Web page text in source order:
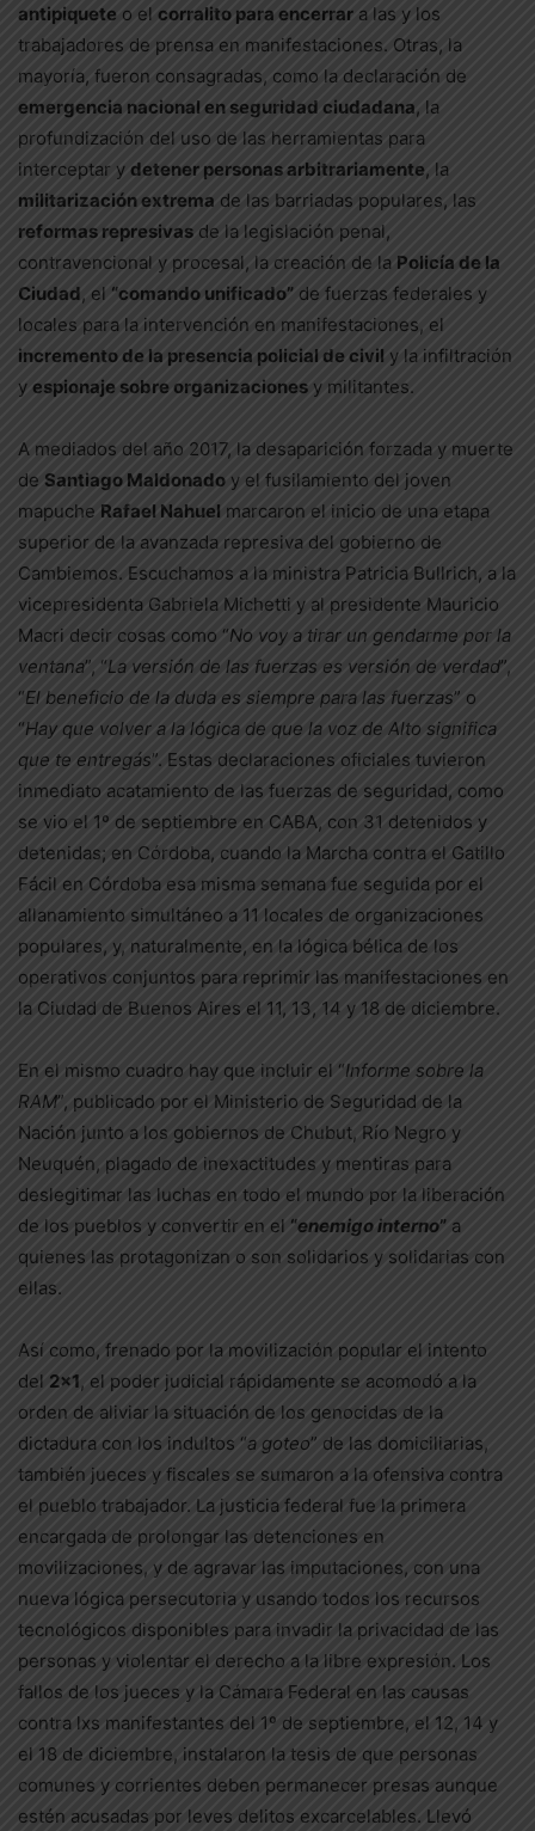
antipiquete o el corralito para encerrar a las y los
trabajadores de prensa en manifestaciones. Otras, la
mayoría, fueron consagradas, como la declaración de
emergencia nacional en seguridad ciudadana, la
profundización del uso de las herramientas para
interceptar y detener personas arbitrariamente, la
militarización extrema de las barriadas populares, las
reformas represivas de la legislación penal,
contravencional y procesal, la creación de la Policía de la
Ciudad, el “comando unificado” de fuerzas federales y
locales para la intervención en manifestaciones, el
incremento de la presencia policial de civil y la infiltración
y espionaje sobre organizaciones y militantes.
A mediados del año 2017, la desaparición forzada y muerte
de Santiago Maldonado y el fusilamiento del joven
mapuche Rafael Nahuel marcaron el inicio de una etapa
superior de la avanzada represiva del gobierno de
Cambiemos. Escuchamos a la ministra Patricia Bullrich, a la
vicepresidenta Gabriela Michetti y al presidente Mauricio
Macri decir cosas como “No voy a tirar un gendarme por la
ventana”, “La versión de las fuerzas es versión de verdad”,
“El beneficio de la duda es siempre para las fuerzas” o
“Hay que volver a la lógica de que la voz de Alto significa
que te entregás”. Estas declaraciones oficiales tuvieron
inmediato acatamiento de las fuerzas de seguridad, como
se vio el 1º de septiembre en CABA, con 31 detenidos y
detenidas; en Córdoba, cuando la Marcha contra el Gatillo
Fácil en Córdoba esa misma semana fue seguida por el
allanamiento simultáneo a 11 locales de organizaciones
populares, y, naturalmente, en la lógica bélica de los
operativos conjuntos para reprimir las manifestaciones en
la Ciudad de Buenos Aires el 11, 13, 14 y 18 de diciembre.
En el mismo cuadro hay que incluir el “Informe sobre la
RAM”, publicado por el Ministerio de Seguridad de la
Nación junto a los gobiernos de Chubut, Río Negro y
Neuquén, plagado de inexactitudes y mentiras para
deslegitimar las luchas en todo el mundo por la liberación
de los pueblos y convertir en el “enemigo interno” a
quienes las protagonizan o son solidarios y solidarias con
ellas.
Así como, frenado por la movilización popular el intento
del 2×1, el poder judicial rápidamente se acomodó a la
orden de aliviar la situación de los genocidas de la
dictadura con los indultos “a goteo” de las domiciliarias,
también jueces y fiscales se sumaron a la ofensiva contra
el pueblo trabajador. La justicia federal fue la primera
encargada de prolongar las detenciones en
movilizaciones, y de agravar las imputaciones, con una
nueva lógica persecutoria y usando todos los recursos
tecnológicos disponibles para invadir la privacidad de las
personas y violentar el derecho a la libre expresión. Los
fallos de los jueces y la Cámara Federal en las causas
contra lxs manifestantes del 1º de septiembre, el 12, 14 y
el 18 de diciembre, instalaron la tesis de que personas
comunes y corrientes deben permanecer presas aunque
estén acusadas por leves delitos excarcelables. Llevó